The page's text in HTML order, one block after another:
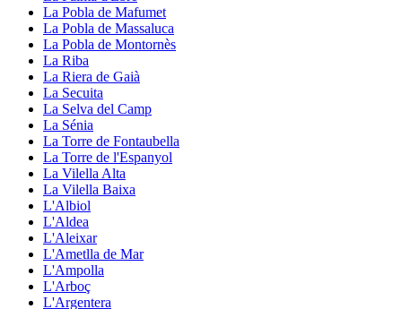
La Pobla de Mafumet
La Pobla de Massaluca
La Pobla de Montornès
La Riba
La Riera de Gaià
La Secuita
La Selva del Camp
La Sénia
La Torre de Fontaubella
La Torre de l'Espanyol
La Vilella Alta
La Vilella Baixa
L'Albiol
L'Aldea
L'Aleixar
L'Ametlla de Mar
L'Ampolla
L'Arboç
L'Argentera